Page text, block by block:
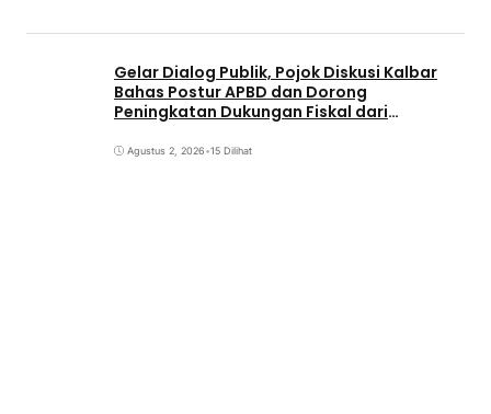
Gelar Dialog Publik, Pojok Diskusi Kalbar
Bahas Postur APBD dan Dorong
Peningkatan Dukungan Fiskal dari
Agustus 2, 2026•15 Dilihat